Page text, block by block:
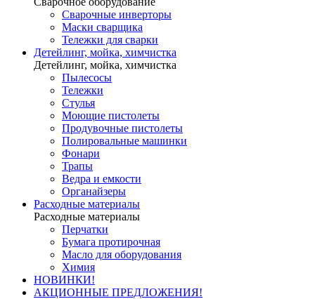
Сварочные инверторы
Маски сварщика
Тележки для сварки
Детейлинг, мойка, химчистка
Детейлинг, мойка, химчистка
Пылесосы
Тележки
Стулья
Моющие пистолеты
Продувочные пистолеты
Полировальные машинки
Фонари
Трапы
Ведра и емкости
Органайзеры
Расходные материалы
Расходные материалы
Перчатки
Бумага протирочная
Масло для оборудования
Химия
НОВИНКИ!
АКЦИОННЫЕ ПРЕДЛОЖЕНИЯ!